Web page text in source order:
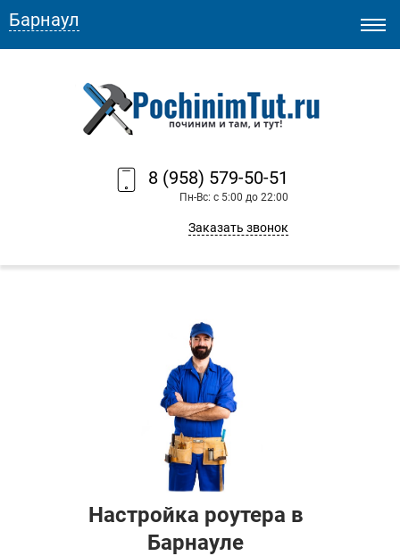
8 (958) 579-50-51
Пн-Вс: с 5:00 до 22:00
Заказать звонок
Барнаул
Настройка роутера в
Барнауле